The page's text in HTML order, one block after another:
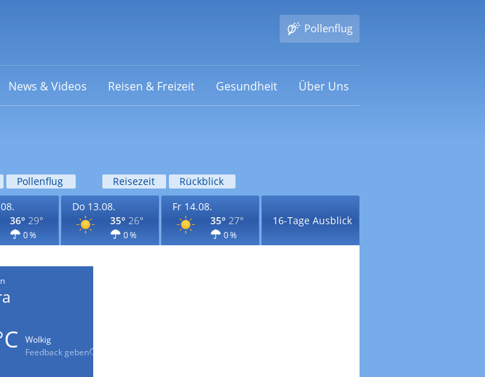
Pollenflug
News & Videos Reisen & Freizeit Gesundheit Über Uns
Pollenflug Reisezeit
Rückblick
36° 29°
0 %
Do 13.08.
35° 26°
0 %
Fr 14.08.
35° 27°
0 %
16-Tage Ausblick
Wolkig
Feedback geben